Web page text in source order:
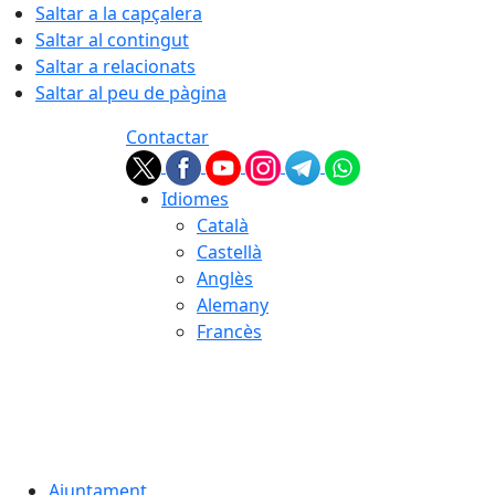
Saltar a la capçalera
Saltar al contingut
Saltar a relacionats
Saltar al peu de pàgina
Contactar
Idiomes
Català
Castellà
Anglès
Alemany
Francès